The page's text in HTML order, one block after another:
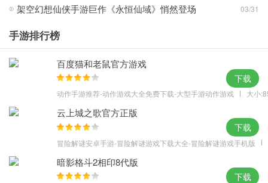
2、剑仙：飘逸出尘，擅长奥义绝技神通，万剑归宗攻无不克!
架空幻想仙侠手游巨作《永恒仙域》悄然登场 03/31
手游排行榜
百度猫和老鼠官方游戏
动作手游推荐-动作游戏大全免费下载-大型手游动作游戏 大小
下载
云上城之歌官方正版
冒险解谜安卓手游-冒险解谜游戏下载大全-冒险解谜游戏手机版
下载
暗影格斗2相印8代版
下载